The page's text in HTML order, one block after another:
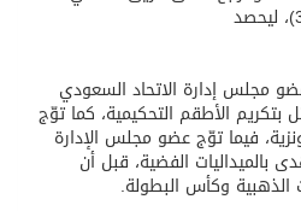
مجلس إدارة الاتحاد السعودي
بتكريم الأطقم التحكيمية، كما توّج
فيما توّج عضو مجلس الإدارة
بالميداليات الفضية، قبل أن
الذهبية وكأس البطولة.